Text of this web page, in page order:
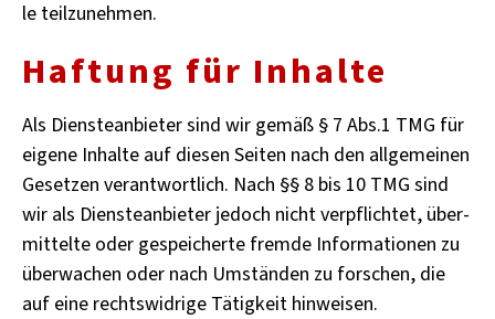
le teil­zu­neh­men.
Haf­tung für In­hal­te
Als Diens­te­an­bie­ter sind wir gemäß § 7 Abs.1 TMG für
ei­ge­ne In­hal­te auf die­sen Sei­ten nach den all­ge­mei­nen
Ge­set­zen ver­ant­wort­lich. Nach §§ 8 bis 10 TMG sind
wir als Diens­te­an­bie­ter je­doch nicht ver­pflich­tet, über­
mit­tel­te oder ge­spei­cher­te frem­de In­for­ma­tio­nen zu
über­wa­chen oder nach Um­stän­den zu for­schen, die
auf eine rechts­wid­ri­ge Tä­tig­keit hin­wei­sen.